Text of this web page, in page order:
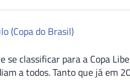
(Copa do Brasil)
classificar para a Copa
a todos. Tanto que já em